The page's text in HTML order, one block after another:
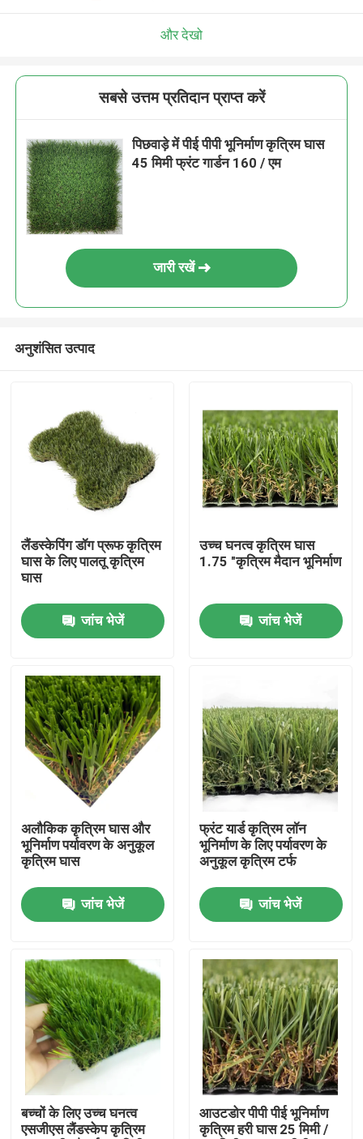
उत्पादों
वीडियो
हमारे बारे में
कारखाना भ्रमण
गुणवत्ता नियंत्रण
संपर्क करें
समाचार
मामलों
फुटबॉल कृत्रिम घास
और देखो
सबसे उत्तम प्रतिदान प्राप्त करें
पिछवाड़े में पीई पीपी भूनिर्माण कृत्रिम घास
45 मिमी फ्रंट गार्डन 160 / एम
जारी रखें
अनुशंसित उत्पाद
लैंडस्केपिंग डॉग प्रूफ कृत्रिम
घास के लिए पालतू कृत्रिम
घास
जांच भेजें
उच्च घनत्व कृत्रिम घास
1.75 "कृत्रिम मैदान भूनिर्माण
जांच भेजें
अलौकिक कृत्रिम घास और
भूनिर्माण पर्यावरण के अनुकूल
कृत्रिम घास
जांच भेजें
फ्रंट यार्ड कृत्रिम लॉन
भूनिर्माण के लिए पर्यावरण के
अनुकूल कृत्रिम टर्फ
जांच भेजें
बच्चों के लिए उच्च घनत्व
एसजीएस लैंडस्केप कृत्रिम
आउटडोर पीपी पीई भूनिर्माण
कृत्रिम हरी घास 25 मिमी /